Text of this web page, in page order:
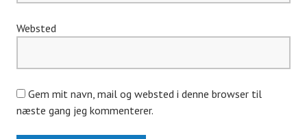
Websted
Gem mit navn, mail og websted i denne browser til
næste gang jeg kommenterer.